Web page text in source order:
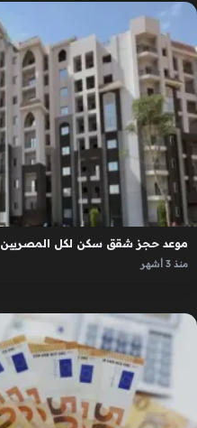
موعد حجز شقق سكن لكل المصريين 9.. أماكن الطرح وتفاصيل الأسعار
منذ 3 أشهر